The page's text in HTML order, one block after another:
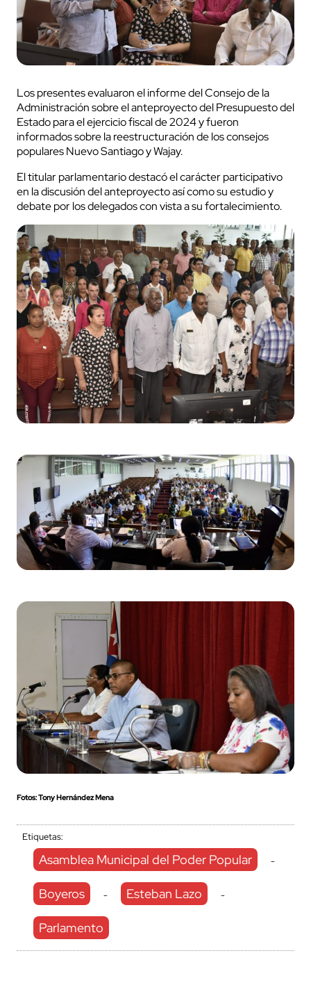
Los presentes evaluaron el informe del Consejo de la
Administración sobre el anteproyecto del Presupuesto del
Estado para el ejercicio fiscal de 2024 y fueron
informados sobre la reestructuración de los consejos
populares Nuevo Santiago y Wajay.
El titular parlamentario destacó el carácter participativo
en la discusión del anteproyecto así como su estudio y
debate por los delegados con vista a su fortalecimiento.
Fotos: Tony Hernández Mena
Etiquetas:
Asamblea Municipal del Poder Popular -
Boyeros - Esteban Lazo -
Parlamento